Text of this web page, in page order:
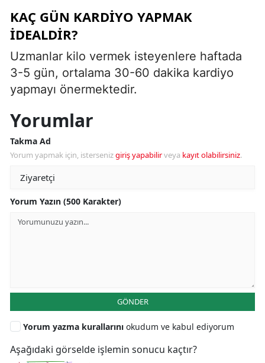
KAÇ GÜN KARDIYO YAPMAK
IDEALDIR?
Uzmanlar kilo vermek isteyenlere haftada
3-5 gün, ortalama 30-60 dakika kardiyo
yapmayı önermektedir.
Yorumlar
Takma Ad
Yorum yapmak için, istersenizgiriş yapabilirveya kayıt olabilirsiniz.
Yorum Yazın (500 Karakter)
GÖNDER
Yorum yazma kurallarını okudum ve kabul ediyorum
Aşağıdaki görselde işlemin sonucu kaçtır?